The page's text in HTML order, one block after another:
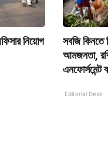
নিয়োগ
সবজি কিনতে
আমজনতা,
এনফোর্সমেন্ট
Editorial Desk